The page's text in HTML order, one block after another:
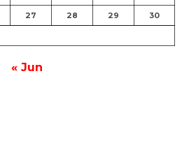
27 28 29 30
« Jun